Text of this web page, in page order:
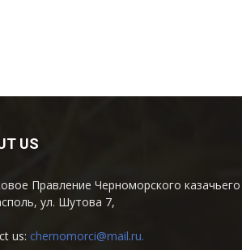
US
Правление Черноморского
ул. Шутова 7,
us: chernomorci@mail.ru.